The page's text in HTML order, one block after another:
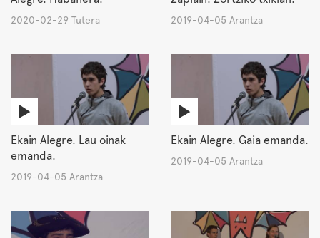
2020-02-29 Tutera 2019-04-05 Arantza
Ekain Alegre. Lau oinak
emanda.
2019-04-05 Arantza
Ekain Alegre. Gaia emanda.
2019-04-05 Arantza